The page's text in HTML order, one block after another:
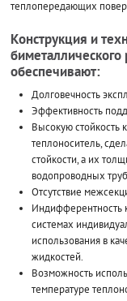
теплопередающих
Конструкция и
обеспечивают:
Долговечность
Эффективность
Высокую стойкость
теплоноситель,
стойкости, а их
водопроводных
Отсутствие
Индифферентность
системах
использования в
жидкостей.
Возможность
температуре